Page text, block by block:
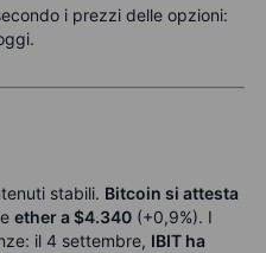
i prezzi delle opzioni:
stabili. Bitcoin si attesta
ether a $4.340 (+0,9%). I
il 4 settembre, IBIT ha